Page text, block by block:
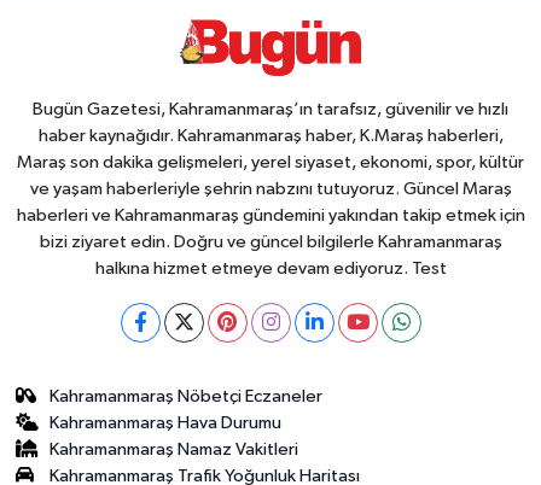
Bugün Gazetesi, Kahramanmaraş’ın tarafsız, güvenilir ve hızlı
haber kaynağıdır. Kahramanmaraş haber, K.Maraş haberleri,
Maraş son dakika gelişmeleri, yerel siyaset, ekonomi, spor, kültür
ve yaşam haberleriyle şehrin nabzını tutuyoruz. Güncel Maraş
haberleri ve Kahramanmaraş gündemini yakından takip etmek için
bizi ziyaret edin. Doğru ve güncel bilgilerle Kahramanmaraş
halkına hizmet etmeye devam ediyoruz. Test
Kahramanmaraş Nöbetçi Eczaneler
Kahramanmaraş Hava Durumu
Kahramanmaraş Namaz Vakitleri
Kahramanmaraş Trafik Yoğunluk Haritası